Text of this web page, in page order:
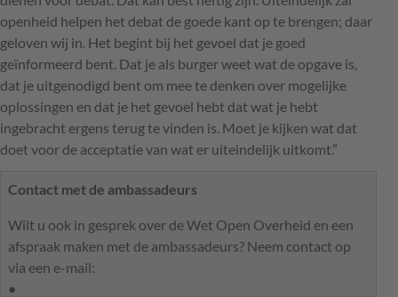
openheid helpen het debat de goede kant op te brengen; daar
geloven wij in. Het begint bij het gevoel dat je goed
geïnformeerd bent. Dat je als burger weet wat de opgave is,
dat je uitgenodigd bent om mee te denken over mogelijke
oplossingen en dat je het gevoel hebt dat wat je hebt
ingebracht ergens terug te vinden is. Moet je kijken wat dat
doet voor de acceptatie van wat er uiteindelijk uitkomt.”
Contact met de ambassadeurs
Wilt u ook in gesprek over de Wet Open Overheid en een
afspraak maken met de ambassadeurs? Neem contact op
via een e-mail: